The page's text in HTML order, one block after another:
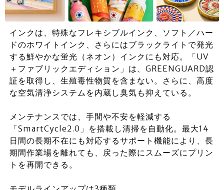
インクは、特殊なフレキシブルインク、ソフト／ハー
ドのホワイトインク、さらにはブラックライトで発光
する鮮やかな蛍光（ネオン）インクにも対応。「UV
＋ファブリックエディション」は、GREENGUARD認
証を取得し、生殖毒性物質を含まない。さらに、高度
な空気清浄システムを内蔵し臭気も抑えている。
メンテナンスでは、手間や不安を軽減する
「SmartCycle2.0」を搭載し清掃を自動化。最大14
日間の長期不在にも対応するサポート機能により、長
期間作業場を離れても、戻った際にスムーズにプリン
トを再開できる。